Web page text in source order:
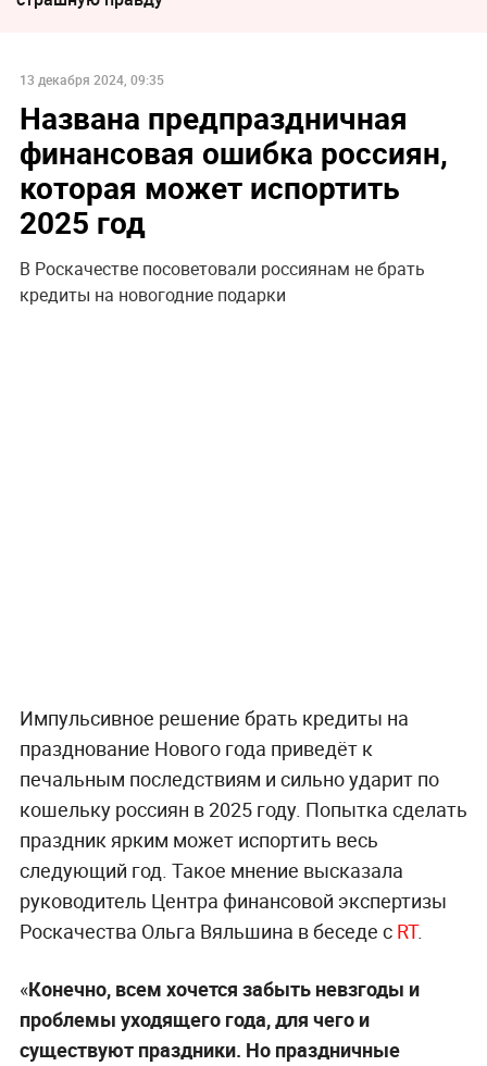
13 декабря 2024, 09:35
Названа предпраздничная
финансовая ошибка россиян,
которая может испортить
2025 год
В Роскачестве посоветовали россиянам не брать
кредиты на новогодние подарки
Импульсивное решение брать кредиты на
празднование Нового года приведёт к
печальным последствиям и сильно ударит по
кошельку россиян в 2025 году. Попытка сделать
праздник ярким может испортить весь
следующий год. Такое мнение высказала
руководитель Центра финансовой экспертизы
Роскачества Ольга Вяльшина в беседе с RT.
«Конечно, всем хочется забыть невзгоды и
проблемы уходящего года, для чего и
существуют праздники. Но праздничные